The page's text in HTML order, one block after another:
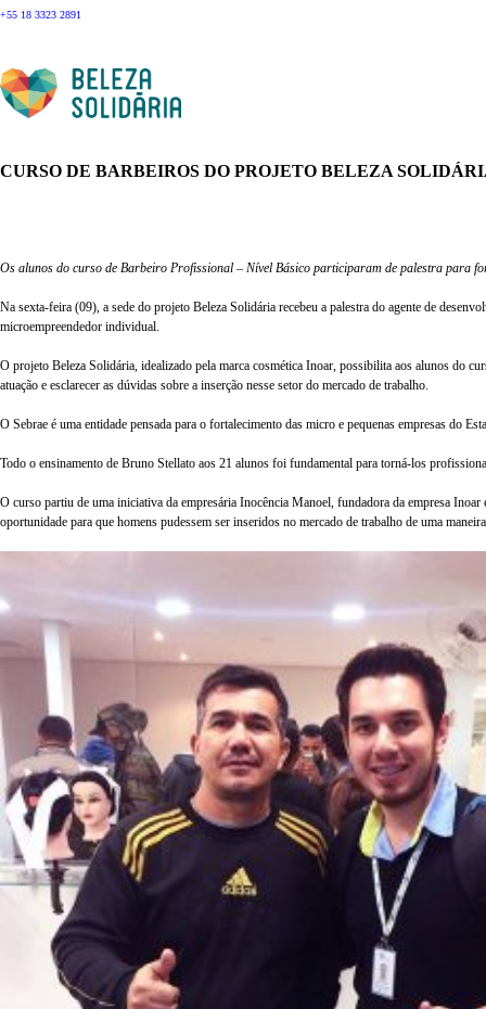
+55 18 3323 2891
CURSO DE BARBEIROS DO PROJETO BELEZA
Os alunos do curso de Barbeiro Profissional – Nível Básico participaram de palestra para
Na sexta-feira (09), a sede do projeto Beleza Solidária recebeu a palestra do agente de
microempreendedor individual.
O projeto Beleza Solidária, idealizado pela marca cosmética Inoar, possibilita aos alunos do
atuação e esclarecer as dúvidas sobre a inserção nesse setor do mercado de trabalho.
O Sebrae é uma entidade pensada para o fortalecimento das micro e pequenas empresas do
Todo o ensinamento de Bruno Stellato aos 21 alunos foi fundamental para torná-los
O curso partiu de uma iniciativa da empresária Inocência Manoel, fundadora da empresa
oportunidade para que homens pudessem ser inseridos no mercado de trabalho de uma